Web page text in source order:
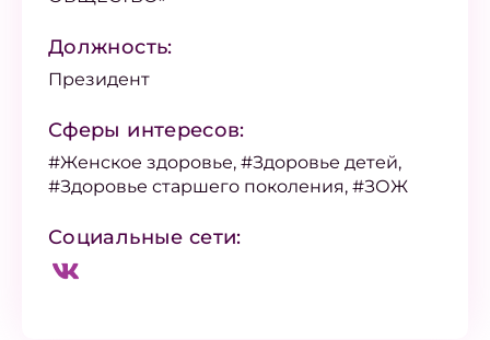
Должность:
Президент
Сферы интересов:
#Женское здоровье, #Здоровье детей,
#Здоровье старшего поколения, #ЗОЖ
Социальные сети: